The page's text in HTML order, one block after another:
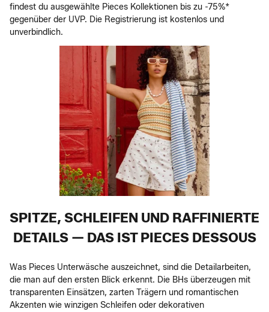
findest du ausgewählte Pieces Kollektionen bis zu -75%*
gegenüber der UVP. Die Registrierung ist kostenlos und
unverbindlich.
SPITZE, SCHLEIFEN UND RAFFINIERTE
DETAILS — DAS IST PIECES DESSOUS
Was Pieces Unterwäsche auszeichnet, sind die Detailarbeiten,
die man auf den ersten Blick erkennt. Die BHs überzeugen mit
transparenten Einsätzen, zarten Trägern und romantischen
Akzenten wie winzigen Schleifen oder dekorativen